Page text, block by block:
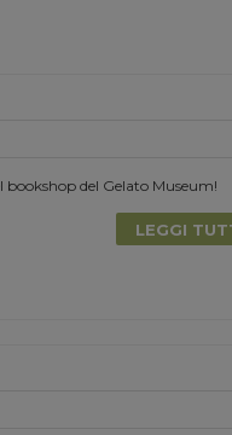
bookshop del Gelato Museum!
LEGGI